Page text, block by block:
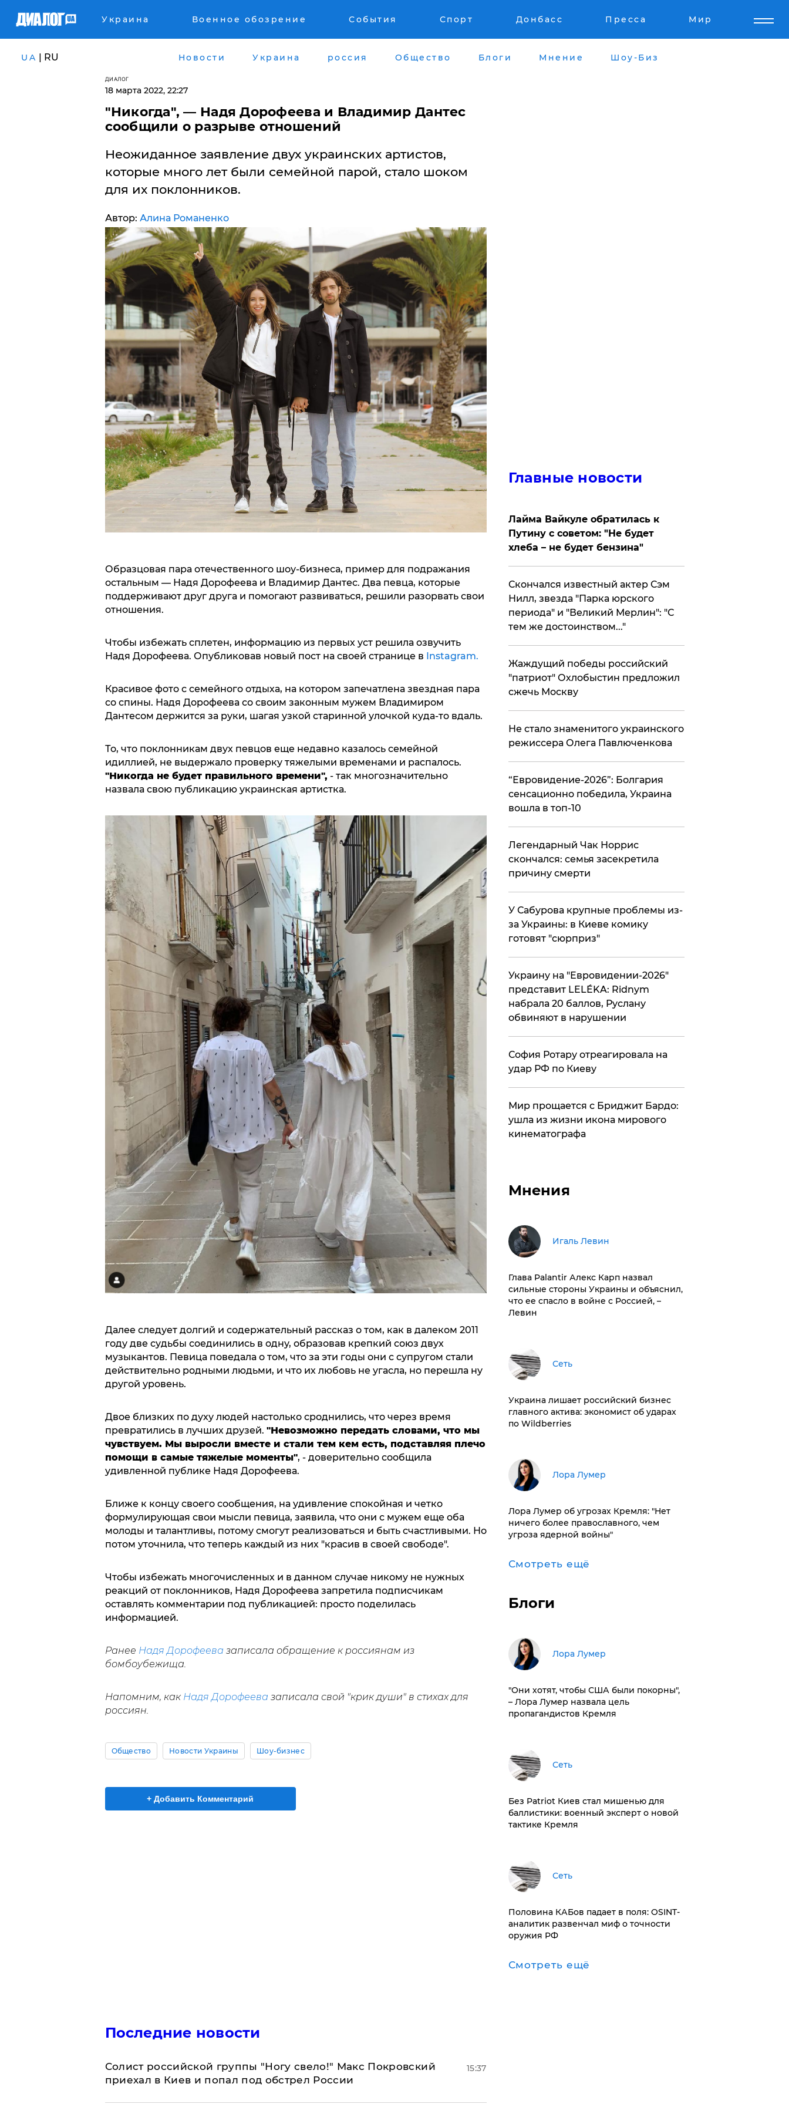
Украина Военное обозрение События Спорт Донбасс Пресса Мир
UA | RU Новости Украина россия Общество Блоги Мнение Шоу-Биз
ДИАЛОГ
18 марта 2022, 22:27
"Никогда", — Надя Дорофеева и Владимир Дантес
сообщили о разрыве отношений
Неожиданное заявление двух украинских артистов,
которые много лет были семейной парой, стало шоком
для их поклонников.
Автор: Алина Романенко
Образцовая пара отечественного шоу-бизнеса, пример для подражания
остальным — Надя Дорофеева и Владимир Дантес. Два певца, которые
поддерживают друг друга и помогают развиваться, решили разорвать свои
отношения.
Чтобы избежать сплетен, информацию из первых уст решила озвучить
Надя Дорофеева. Опубликовав новый пост на своей странице в Instagram.
Красивое фото с семейного отдыха, на котором запечатлена звездная пара
со спины. Надя Дорофеева со своим законным мужем Владимиром
Дантесом держится за руки, шагая узкой старинной улочкой куда-то вдаль.
То, что поклонникам двух певцов еще недавно казалось семейной
идиллией, не выдержало проверку тяжелыми временами и распалось.
"Никогда не будет правильного времени", - так многозначительно
назвала свою публикацию украинская артистка.
Далее следует долгий и содержательный рассказ о том, как в далеком 2011
году две судьбы соединились в одну, образовав крепкий союз двух
музыкантов. Певица поведала о том, что за эти годы они с супругом стали
действительно родными людьми, и что их любовь не угасла, но перешла ну
другой уровень.
Двое близких по духу людей настолько сроднились, что через время
превратились в лучших друзей. "Невозможно передать словами, что мы
чувствуем. Мы выросли вместе и стали тем кем есть, подставляя плечо
помощи в самые тяжелые моменты", - доверительно сообщила
удивленной публике Надя Дорофеева.
Ближе к концу своего сообщения, на удивление спокойная и четко
формулирующая свои мысли певица, заявила, что они с мужем еще оба
молоды и талантливы, потому смогут реализоваться и быть счастливыми. Но
потом уточнила, что теперь каждый из них "красив в своей свободе".
Чтобы избежать многочисленных и в данном случае никому не нужных
реакций от поклонников, Надя Дорофеева запретила подписчикам
оставлять комментарии под публикацией: просто поделилась
информацией.
Ранее Надя Дорофеева записала обращение к россиянам из
бомбоубежища.
Напомним, как Надя Дорофеева записала свой "крик души" в стихах для
россиян.
Общество Новости Украины Шоу-бизнес
+ Добавить Комментарий
Последние новости
Солист российской группы "Ногу свело!" Макс Покровский
приехал в Киев и попал под обстрел России
15:37
Главные новости
Лайма Вайкуле обратилась к
Путину с советом: "Не будет
хлеба – не будет бензина"
Скончался известный актер Сэм
Нилл, звезда "Парка юрского
периода" и "Великий Мерлин": "С
тем же достоинством..."
Жаждущий победы российский
"патриот" Охлобыстин предложил
сжечь Москву
Не стало знаменитого украинского
режиссера Олега Павлюченкова
​“Евровидение-2026”: Болгария
сенсационно победила, Украина
вошла в топ-10
​Легендарный Чак Норрис
скончался: семья засекретила
причину смерти
У Сабурова крупные проблемы из-
за Украины: в Киеве комику
готовят "сюрприз"
Украину на "Евровидении-2026"
представит LELÉKA: Ridnym
набрала 20 баллов, Руслану
обвиняют в нарушении
София Ротару отреагировала на
удар РФ по Киеву
Мир прощается с Бриджит Бардо:
ушла из жизни икона мирового
кинематографа
Мнения
Игаль Левин
Глава Palantir Алекс Карп назвал
сильные стороны Украины и объяснил,
что ее спасло в войне с Россией, –
Левин
Сеть
​Украина лишает российский бизнес
главного актива: экономист об ударах
по Wildberries
​Лора Лумер
Лора Лумер об угрозах Кремля: "Нет
ничего более православного, чем
угроза ядерной войны"
Смотреть ещё
Блоги
​Лора Лумер
"Они хотят, чтобы США были покорны",
– Лора Лумер назвала цель
пропагандистов Кремля
Сеть
​Без Patriot Киев стал мишенью для
баллистики: военный эксперт о новой
тактике Кремля
Сеть
​Половина КАБов падает в поля: OSINT-
аналитик развенчал миф о точности
оружия РФ
Смотреть ещё